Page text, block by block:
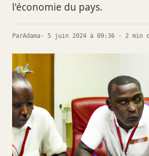
l'économie du pays.
ParAdama · 5 juin 2024 à 09:36 · 2 min